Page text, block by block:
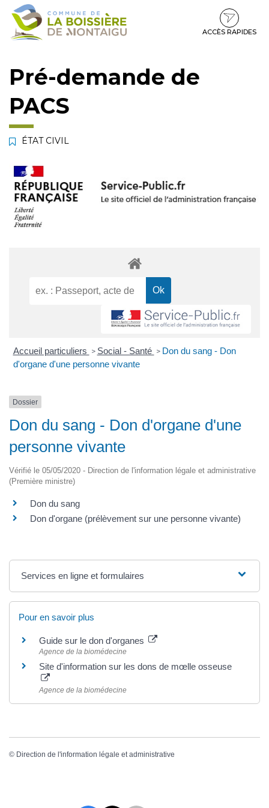
Gestion des traceurs
Aller
Aller
contenu
Aller
pied
ACCÈS RAPIDES
Pré-demande de
PACS
ÉTAT CIVIL
Accueil particuliers > Social - Santé > Don du sang - Don
d'organe d'une personne vivante
Dossier
Don du sang - Don d'organe d'une
personne vivante
Vérifié le 05/05/2020 - Direction de l'information légale et administrative
(Première ministre)
Don du sang
Don d'organe (prélèvement sur une personne vivante)
Services en ligne et formulaires
Pour en savoir plus
Guide sur le don d'organes
Agence de la biomédecine
Site d'information sur les dons de mœlle osseuse
Agence de la biomédecine
© Direction de l'information légale et administrative